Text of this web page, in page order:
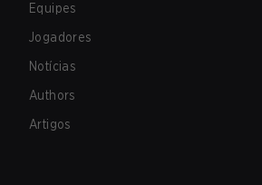
Equipes
Jogadores
Notícias
Authors
Artigos